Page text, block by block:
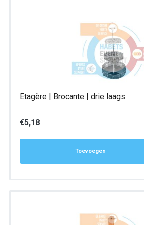
Etagère | Brocante | drie laags
€5,18
Toevoegen